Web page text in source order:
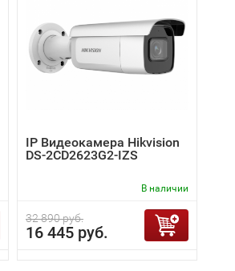
IP Видеокамера Hikvision
DS-2CD2623G2-IZS
В наличии
32 890 руб.
16 445 руб.